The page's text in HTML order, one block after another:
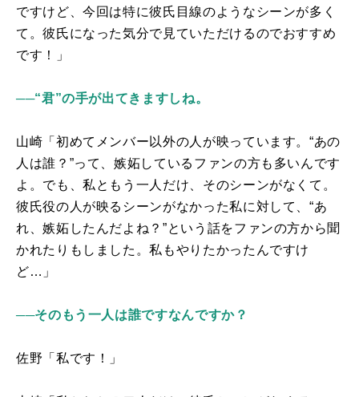
ですけど、今回は特に彼氏目線のようなシーンが多く
て。彼氏になった気分で見ていただけるのでおすすめ
です！」
──“君”の手が出てきますしね。
山崎「初めてメンバー以外の人が映っています。“あの
人は誰？”って、嫉妬しているファンの方も多いんです
よ。でも、私ともう一人だけ、そのシーンがなくて。
彼氏役の人が映るシーンがなかった私に対して、“あ
れ、嫉妬したんだよね？”という話をファンの方から聞
かれたりもしました。私もやりたかったんですけ
ど…」
──そのもう一人は誰ですなんですか？
佐野「私です！」